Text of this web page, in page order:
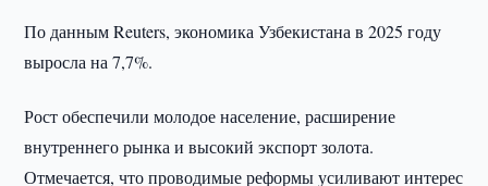
По данным Reuters, экономика Узбекистана в 2025 году
выросла на 7,7%.
Рост обеспечили молодое население, расширение
внутреннего рынка и высокий экспорт золота.
Отмечается, что проводимые реформы усиливают интерес